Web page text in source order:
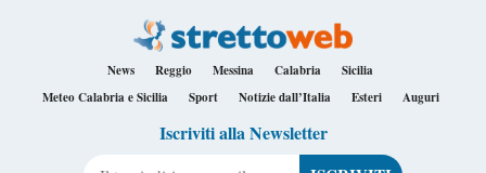
News Reggio Messina Calabria
Sicilia
Meteo Calabria e Sicilia
Sport Notizie dall’Italia Esteri Auguri
Iscriviti alla Newsletter